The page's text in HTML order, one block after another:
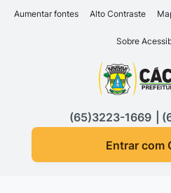
Seção de
Ir para o conteúdo
Ir para o rodapé [alt+4]
Aumentar fontes Alto Contraste
Sobre
Seção do
(65)3223-1669
Entrar com